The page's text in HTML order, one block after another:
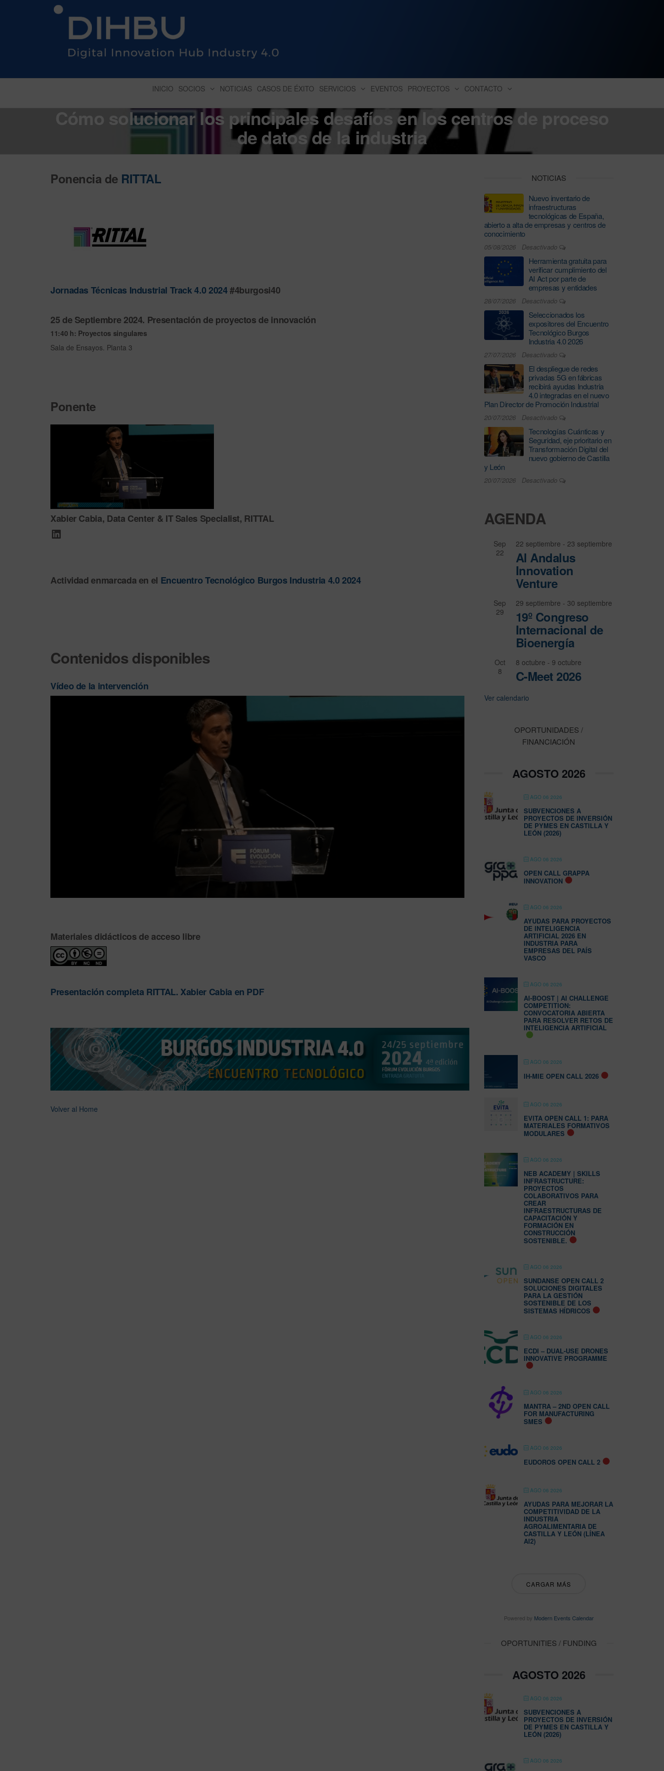
DIGITAL INNOVATION HUB INDUSTRY 4.0
INICIO SOCIOS NOTICIAS CASOS DE ÉXITO SERVICIOS EVENTOS PROYECTOS CONTACTO
Cómo solucionar los principales desafíos en los centros de proceso
de datos de la industria
Ponencia de RITTAL
Jornadas Técnicas Industrial Track 4.0 2024#4burgosi40
25 de Septiembre 2024. Presentación de proyectos de innovación
11:40 h: Proyectos singulares
Sala de Ensayos. Planta 3
Ponente
Xabier Cabia, Data Center & IT Sales Specialist, RITTAL
Actividad enmarcada en el Encuentro Tecnológico Burgos Industria 4.0 2024
Contenidos disponibles
Vídeo de la intervención
Materiales didácticos de acceso libre
Presentación completa RITTAL. Xabier Cabia en PDF
Volver al Home
NOTICIAS
Nuevo inventario de
infraestructuras
tecnológicas de España,
abierto a alta de empresas y centros de
conocimiento
05/08/2026 Desactivado
Herramienta gratuita para
verificar cumplimiento del
AI Act por parte de
empresas y entidades
28/07/2026 Desactivado
Seleccionados los
expositores del Encuentro
Tecnológico Burgos
Industria 4.0 2026
27/07/2026 Desactivado
El despliegue de redes
privadas 5G en fábricas
recibirá ayudas Industria
4.0 integradas en el nuevo
Plan Director de Promoción Industrial
20/07/2026 Desactivado
Tecnologías Cuánticas y
Seguridad, eje prioritario en
Transformación Digital del
nuevo gobierno de Castilla
y León
20/07/2026 Desactivado
AGENDA
Sep
22
22 septiembre - 23 septiembre
Al Andalus
Innovation
Venture
Sep
29
29 septiembre - 30 septiembre
19º Congreso
Internacional de
Bioenergía
Oct
8
8 octubre - 9 octubre
C-Meet 2026
Ver calendario
OPORTUNIDADES /
FINANCIACIÓN
AGOSTO 2026
AGO 06 2026
SUBVENCIONES A
PROYECTOS DE INVERSIÓN
DE PYMES EN CASTILLA Y
LEÓN (2026)
AGO 06 2026
OPEN CALL GRAPPA
INNOVATION
AGO 06 2026
AYUDAS PARA PROYECTOS
DE INTELIGENCIA
ARTIFICIAL 2026 EN
INDUSTRIA PARA
EMPRESAS DEL PAÍS
VASCO
AGO 06 2026
AI-BOOST | AI CHALLENGE
COMPETITION:
CONVOCATORIA ABIERTA
PARA RESOLVER RETOS DE
INTELIGENCIA ARTIFICIAL
AGO 06 2026
IH-MIE OPEN CALL 2026
AGO 06 2026
EVITA OPEN CALL 1: PARA
MATERIALES FORMATIVOS
MODULARES
AGO 06 2026
NEB ACADEMY | SKILLS
INFRASTRUCTURE:
PROYECTOS
COLABORATIVOS PARA
CREAR
INFRAESTRUCTURAS DE
CAPACITACIÓN Y
FORMACIÓN EN
CONSTRUCCIÓN
SOSTENIBLE.
AGO 06 2026
SUNDANSE OPEN CALL 2
SOLUCIONES DIGITALES
PARA LA GESTIÓN
SOSTENIBLE DE LOS
SISTEMAS HÍDRICOS
AGO 06 2026
ECDI – DUAL-USE DRONES
INNOVATIVE PROGRAMME
AGO 06 2026
MANTRA – 2ND OPEN CALL
FOR MANUFACTURING
SMES
AGO 06 2026
EUDOROS OPEN CALL 2
AGO 06 2026
AYUDAS PARA MEJORAR LA
COMPETITIVIDAD DE LA
INDUSTRIA
AGROALIMENTARIA DE
CASTILLA Y LEÓN (LÍNEA
AI2)
CARGAR MÁS
Powered by Modern Events Calendar
OPORTUNITIES / FUNDING
AGOSTO 2026
AGO 06 2026
SUBVENCIONES A
PROYECTOS DE INVERSIÓN
DE PYMES EN CASTILLA Y
LEÓN (2026)
AGO 06 2026